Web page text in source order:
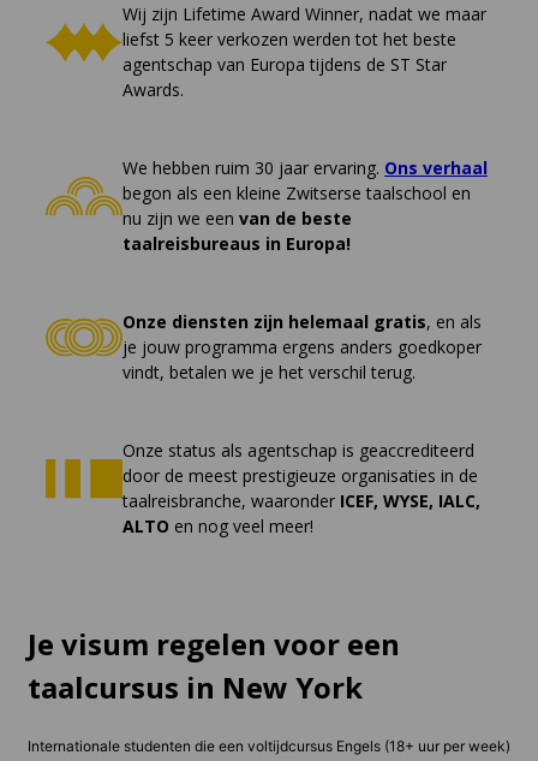
Wij zijn Lifetime Award Winner, nadat we maar
liefst 5 keer verkozen werden tot het beste
agentschap van Europa tijdens de ST Star
Awards.
We hebben ruim 30 jaar ervaring. Ons verhaal
begon als een kleine Zwitserse taalschool en
nu zijn we een van de beste
taalreisbureaus in Europa!
Onze diensten zijn helemaal gratis, en als
je jouw programma ergens anders goedkoper
vindt, betalen we je het verschil terug.
Onze status als agentschap is geaccrediteerd
door de meest prestigieuze organisaties in de
taalreisbranche, waaronder ICEF, WYSE, IALC,
ALTO en nog veel meer!
Je visum regelen voor een
taalcursus in New York
Internationale studenten die een voltijdcursus Engels (18+ uur per week)